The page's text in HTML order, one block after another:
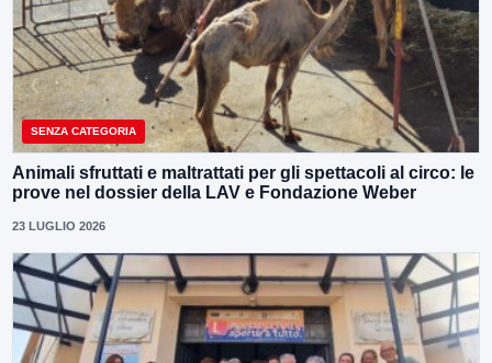
SENZA CATEGORIA
Animali sfruttati e maltrattati per gli spettacoli al circo: le
prove nel dossier della LAV e Fondazione Weber
23 LUGLIO 2026